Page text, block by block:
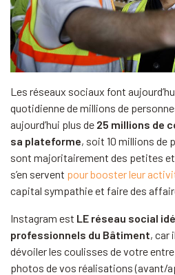
Les réseaux sociaux font
quotidienne de millions de
aujourd’hui plus de 25 millions de
sa plateforme, soit 10 millions de
sont majoritairement des petites
s’en servent pour booster leur
capital sympathie et faire des
Instagram est LE réseau social
professionnels du Bâtiment, car
dévoiler les coulisses de votre
photos de vos réalisations (avant/